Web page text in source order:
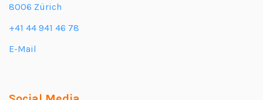
8006 Zürich
+41 44 941 46 78
E-Mail